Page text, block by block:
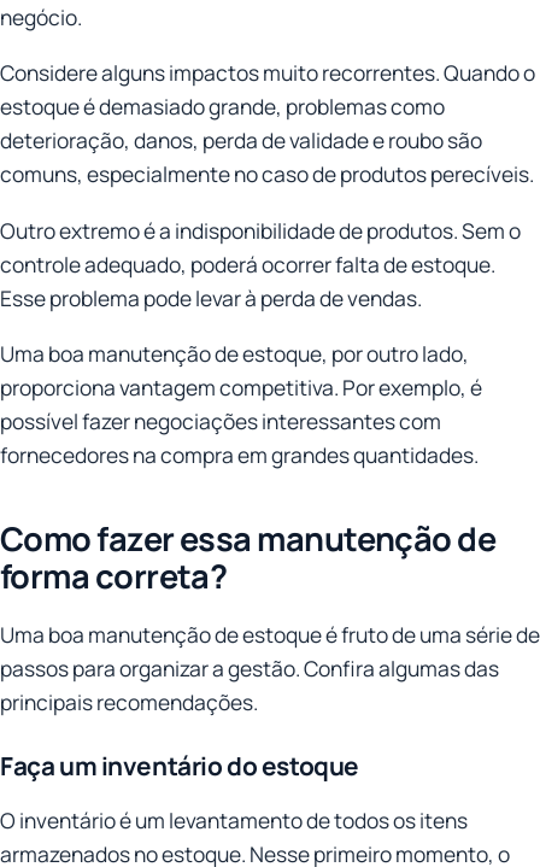
negócio.
Considere alguns impactos muito recorrentes. Quando o
estoque é demasiado grande, problemas como
deterioração, danos, perda de validade e roubo são
comuns, especialmente no caso de produtos perecíveis.
Outro extremo é a indisponibilidade de produtos. Sem o
controle adequado, poderá ocorrer falta de estoque.
Esse problema pode levar à perda de vendas.
Uma boa manutenção de estoque, por outro lado,
proporciona vantagem competitiva. Por exemplo, é
possível fazer negociações interessantes com
fornecedores na compra em grandes quantidades.
Como fazer essa manutenção de
forma correta?
Uma boa manutenção de estoque é fruto de uma série de
passos para organizar a gestão. Confira algumas das
principais recomendações.
Faça um inventário do estoque
O inventário é um levantamento de todos os itens
armazenados no estoque. Nesse primeiro momento, o